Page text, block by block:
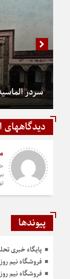
سردر
دیدگاههای
پیوندها
پایگاه خبری
فروشگاه نیم
فروشگاه نیم